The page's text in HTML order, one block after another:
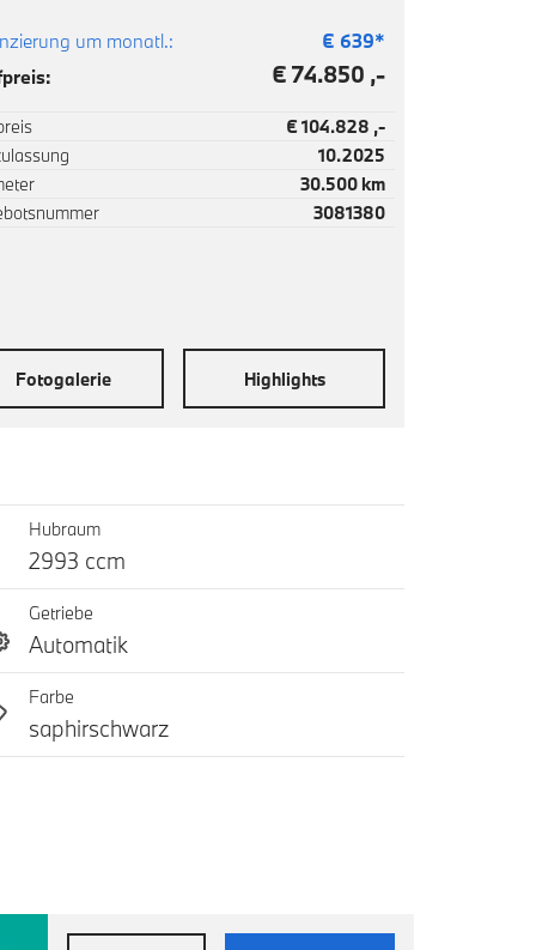
um monatl.: € 639*
€ 74.850 ,-
€ 104.828 ,-
10.2025
30.500 km
3081380
Fotogalerie Highlights
Hubraum
2993 ccm
Getriebe
Automatik
Farbe
saphirschwarz